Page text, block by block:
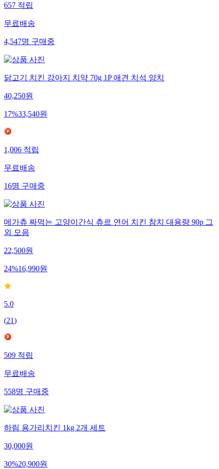
657 적립
무료배송
4,547명 구매중
닭고기 치킨 강아지 치약 70g 1P 애견 치석 양치
40,250원
17%33,540원
1,006 적립
무료배송
16명 구매중
메가츄 짜먹는 고양이간식 츄르 연어 치킨 참치 대용량 90p 그
외 모음
22,500원
24%16,990원
5.0
(21)
509 적립
무료배송
558명 구매중
하림 용가리치킨 1kg 2개 세트
30,000원
30%20,900원